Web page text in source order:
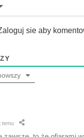
sie aby
temu